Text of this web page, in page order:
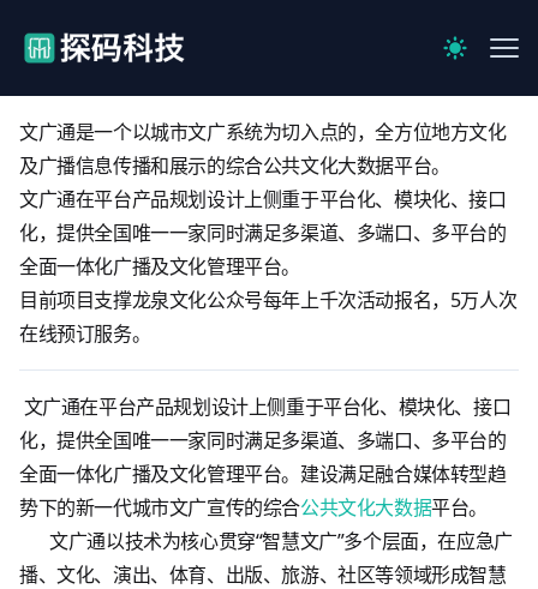
【官网】探码科技
Switch
文广通是一个以城市文广系统为切入点的，全方位地方文化
及广播信息传播和展示的综合公共文化大数据平台。
文广通在平台产品规划设计上侧重于平台化、模块化、接口
化，提供全国唯一一家同时满足多渠道、多端口、多平台的
全面一体化广播及文化管理平台。
目前项目支撑龙泉文化公众号每年上千次活动报名，5万人次
在线预订服务。
文广通在平台产品规划设计上侧重于平台化、模块化、接口
化，提供全国唯一一家同时满足多渠道、多端口、多平台的
全面一体化广播及文化管理平台。建设满足融合媒体转型趋
势下的新一代城市文广宣传的综合公共文化大数据平台。
文广通以技术为核心贯穿“智慧文广”多个层面，在应急广
播、文化、演出、体育、出版、旅游、社区等领域形成智慧